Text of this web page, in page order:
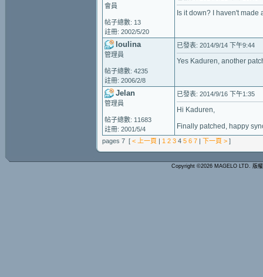
會員
帖子總數: 13
註冊: 2002/5/20
Is it down? I haven't
loulina
管理員
帖子總數: 4235
註冊: 2006/2/8
已發表: 2014/9/14 下午9:44
Yes Kaduren, another
Jelan
管理員
帖子總數: 11683
註冊: 2001/5/4
已發表: 2014/9/16 下午1:35
Hi Kaduren,
Finally patched, happy
pages 7 [ < 上一頁 | 1 2 3 4 5 6 7 | 下一頁 > ]
Copyright ©2026 MAGELO LTD. 版